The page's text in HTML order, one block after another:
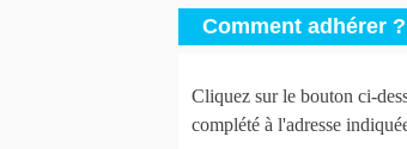
Comment adhérer ?
Cliquez sur le bouton ci-
complété à l'adresse